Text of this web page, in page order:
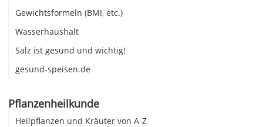
Gewichtsformeln (BMI, etc.)
Wasserhaushalt
Salz ist gesund und wichtig!
gesund-speisen.de
Pflanzenheilkunde
Heilpflanzen und Kräuter von A-Z